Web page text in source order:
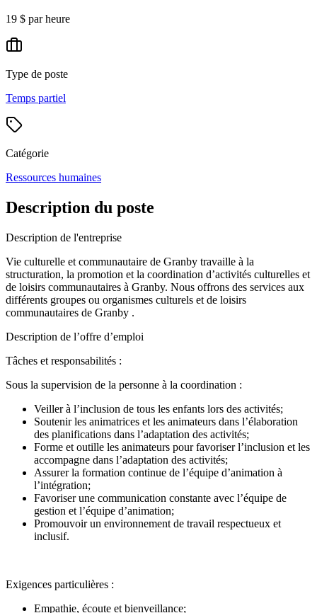
19 $ par heure
Type de poste
Temps partiel
Catégorie
Ressources humaines
Description du poste
Description de l'entreprise
Vie culturelle et communautaire de Granby travaille à la
structuration, la promotion et la coordination d’activités culturelles et
de loisirs communautaires à Granby. Nous offrons des services aux
différents groupes ou organismes culturels et de loisirs
communautaires de Granby .
Description de l’offre d’emploi
Tâches et responsabilités :
Sous la supervision de la personne à la coordination :
Veiller à l’inclusion de tous les enfants lors des activités;
Soutenir les animatrices et les animateurs dans l’élaboration
des planifications dans l’adaptation des activités;
Forme et outille les animateurs pour favoriser l’inclusion et les
accompagne dans l’adaptation des activités;
Assurer la formation continue de l’équipe d’animation à
l’intégration;
Favoriser une communication constante avec l’équipe de
gestion et l’équipe d’animation;
Promouvoir un environnement de travail respectueux et
inclusif.
Exigences particulières :
Empathie, écoute et bienveillance;